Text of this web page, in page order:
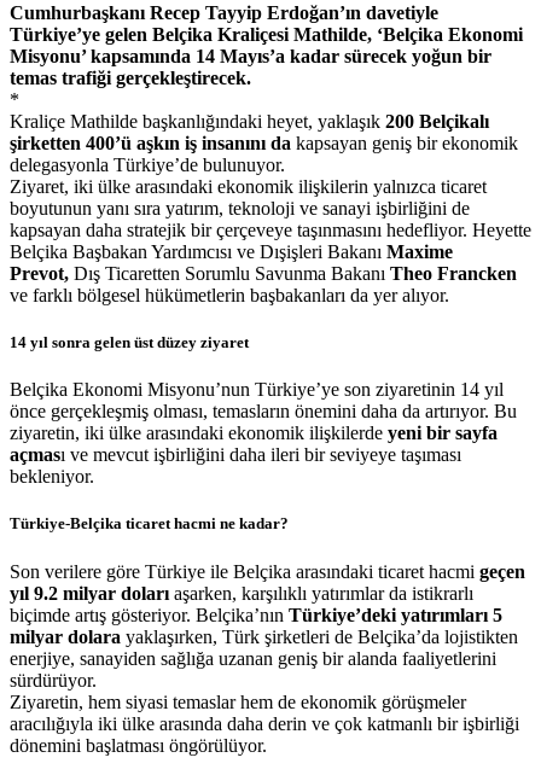
Cumhurbaşkanı Recep Tayyip Erdoğan’ın davetiyle
Türkiye’ye gelen Belçika Kraliçesi Mathilde, ‘Belçika Ekonomi
Misyonu’ kapsamında 14 Mayıs’a kadar sürecek yoğun bir
temas trafiği gerçekleştirecek.
*
Kraliçe Mathilde başkanlığındaki heyet, yaklaşık 200 Belçikalı
şirketten 400’ü aşkın iş insanını da kapsayan geniş bir ekonomik
delegasyonla Türkiye’de bulunuyor.
Ziyaret, iki ülke arasındaki ekonomik ilişkilerin yalnızca ticaret
boyutunun yanı sıra yatırım, teknoloji ve sanayi işbirliğini de
kapsayan daha stratejik bir çerçeveye taşınmasını hedefliyor. Heyette
Belçika Başbakan Yardımcısı ve Dışişleri Bakanı Maxime
Prevot, Dış Ticaretten Sorumlu Savunma Bakanı Theo Francken
ve farklı bölgesel hükümetlerin başbakanları da yer alıyor.
14 yıl sonra gelen üst düzey ziyaret
Belçika Ekonomi Misyonu’nun Türkiye’ye son ziyaretinin 14 yıl
önce gerçekleşmiş olması, temasların önemini daha da artırıyor. Bu
ziyaretin, iki ülke arasındaki ekonomik ilişkilerde yeni bir sayfa
açması ve mevcut işbirliğini daha ileri bir seviyeye taşıması
bekleniyor.
Türkiye-Belçika ticaret hacmi ne kadar?
Son verilere göre Türkiye ile Belçika arasındaki ticaret hacmi geçen
yıl 9.2 milyar doları aşarken, karşılıklı yatırımlar da istikrarlı
biçimde artış gösteriyor. Belçika’nın Türkiye’deki yatırımları 5
milyar dolara yaklaşırken, Türk şirketleri de Belçika’da lojistikten
enerjiye, sanayiden sağlığa uzanan geniş bir alanda faaliyetlerini
sürdürüyor.
Ziyaretin, hem siyasi temaslar hem de ekonomik görüşmeler
aracılığıyla iki ülke arasında daha derin ve çok katmanlı bir işbirliği
dönemini başlatması öngörülüyor.